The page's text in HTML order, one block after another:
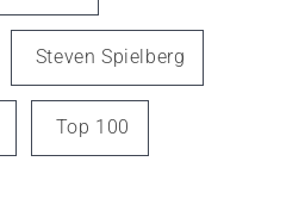
Steven Spielberg
Top 100